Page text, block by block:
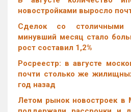
новостройками выросло
Cделок со столичными
минувший месяц стало
рост составил 1,2%
Росреестр: в августе
почти столько же
год назад
Летом рынок новостроек в